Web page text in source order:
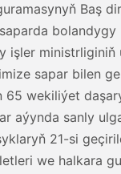
Baş
bolandygy
işler ministrliginiň
sapar bilen
65 wekiliýet
aýynda sanly
21-si
we halkara